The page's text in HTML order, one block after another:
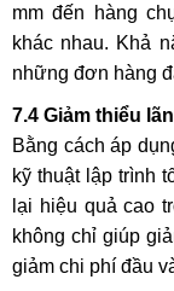
mm đến hàng
khác nhau. Khả
những đơn hàng
7.4 Giảm thiểu
Bằng cách áp
kỹ thuật lập trình
lại hiệu quả cao
không chỉ giúp
giảm chi phí đầu